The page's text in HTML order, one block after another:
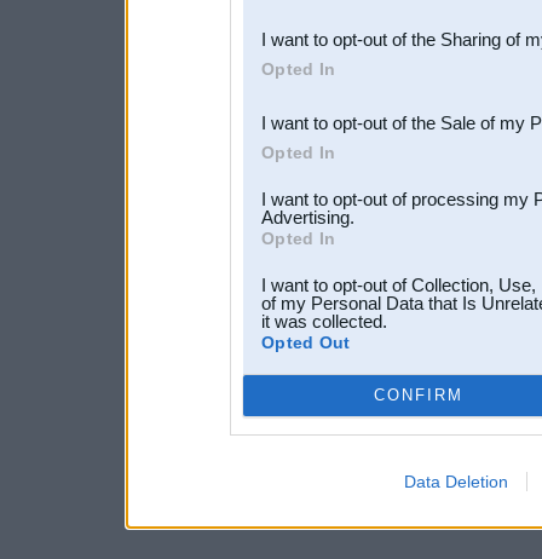
Downstream Participants
third parties.
I want to opt-out of the Sharing of
Opted In
I want to opt-out of the Sale of my
Opted In
I want to opt-out of processing my
Advertising.
Opted In
I want to opt-out of Collection,
of my Personal Data that Is
it was collected.
Opted Out
CONFIRM
Data Deletion